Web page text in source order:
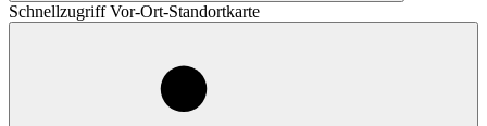
Schnellzugriff Vor-Ort-Standortkarte